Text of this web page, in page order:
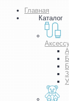
Главная
Каталог